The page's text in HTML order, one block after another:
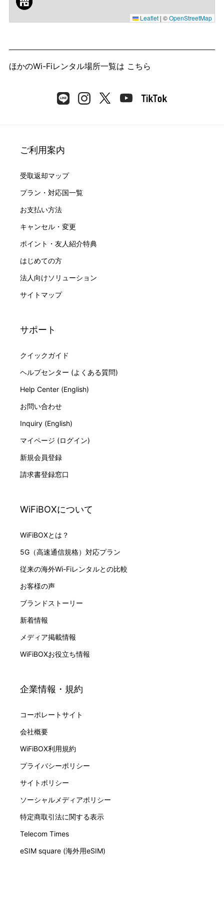
Leaflet | ©OpenStreetMap
ほかのWi-Fiレンタル場所一覧は こちら
ご利用案内
受取返却マップ
プラン・対応国一覧
お支払い方法
キャンセル・変更
ポイント・友人紹介特典
はじめての方
法人向けソリューション
サイトマップ
サポート
クイックガイド
ヘルプセンター (よくある質問)
Help Center (English)
お問い合わせ
Inquiry (English)
マイページ (ログイン)
新規会員登録
請求書登録窓口
WiFiBOXについて
WiFiBOXとは？
5G（高速通信規格）対応プラン
従来の海外Wi-Fiレンタルとの比較
お客様の声
ブランドストーリー
新着情報
メディア掲載情報
WiFiBOXお役立ち情報
企業情報・規約
コーポレートサイト
会社概要
WiFiBOX利用規約
プライバシーポリシー
サイトポリシー
ソーシャルメディアポリシー
特定商取引法に関する表示
Telecom Times
eSIM square (海外用eSIM)